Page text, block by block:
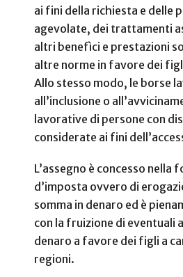
ai fini della richiesta e delle
agevolate, dei trattamenti
altri benefìci e prestazioni
altre norme in favore dei
Allo stesso modo, le borse
all’inclusione o
lavorative di persone con
considerate ai fini
L’assegno è concesso nella
d’imposta ovvero di
somma in denaro ed è
con la fruizione di eventuali
denaro a favore dei figli a
regioni.